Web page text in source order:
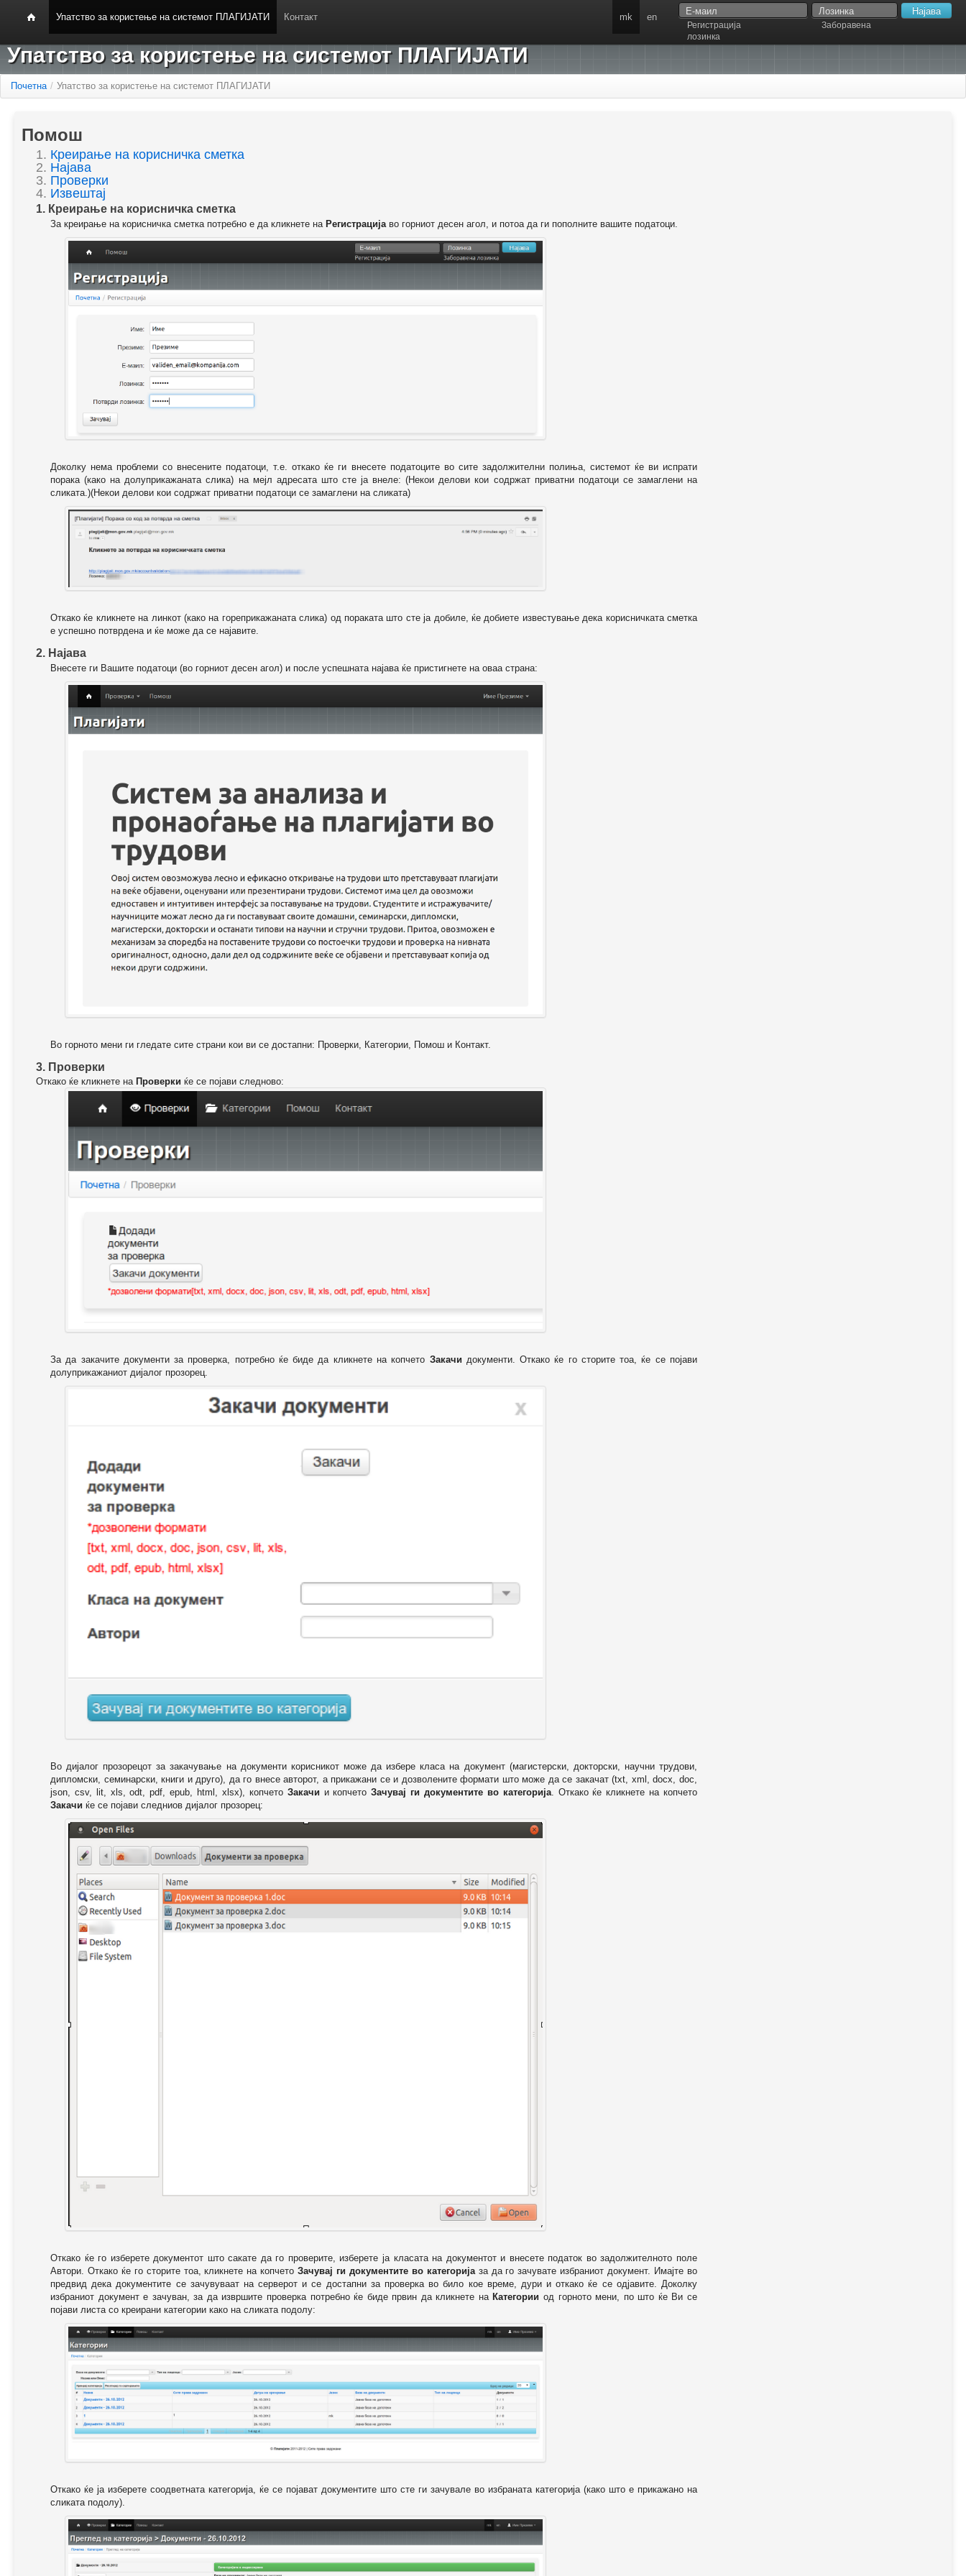
Упатство за користење на системот ПЛАГИЈАТИ Контакт
Регистрација
Заборавена
лозинка
mk en
Упатство за користење на системот ПЛАГИЈАТИ
Почетна / Упатство за користење на системот ПЛАГИЈАТИ
Помош
1. Креирање на корисничка сметка
2. Најава
3. Проверки
4. Извештај
1. Креирање на корисничка сметка
За креирање на корисничка сметка потребно е да кликнете на Регистрацијаво горниот десен агол, и потоа да ги пополните вашите податоци.
Доколку нема проблеми со внесените податоци, т.е. откако ќе ги внесете податоците во сите задолжителни полиња, системот ќе ви испрати
порака (како на долуприкажаната слика) на мејл адресата што сте ја внеле: (Некои делови кои содржат приватни податоци се замаглени на
сликата.)(Некои делови кои содржат приватни податоци се замаглени на сликата)
Откако ќе кликнете на линкот (како на гореприкажаната слика) од пораката што сте ја добиле, ќе добиете известување дека корисничката сметка
е успешно потврдена и ќе може да се најавите.
2. Најава
Внесете ги Вашите податоци (во горниот десен агол) и после успешната најава ќе пристигнете на оваа страна:
Во горното мени ги гледате сите страни кои ви се достапни: Проверки, Категории, Помош и Контакт.
3. Проверки
Откако ќе кликнете на Проверки ќе се појави следново:
За да закачите документи за проверка, потребно ќе биде да кликнете на копчето Закачи документи. Откако ќе го сторите тоа, ќе се појави
долуприкажаниот дијалог прозорец.
Во дијалог прозорецот за закачување на документи корисникот може да избере класа на документ (магистерски, докторски, научни трудови,
дипломски, семинарски, книги и друго), да го внесе авторот, а прикажани се и дозволените формати што може да се закачат (txt, xml, docx, doc,
json, csv, lit, xls, odt, pdf, epub, html, xlsx), копчето Закачи и копчетоЗачувај ги документите во категорија. Откако ќе кликнете на копчето
Закачи ќе се појави следниов дијалог прозорец:
Откако ќе го изберете документот што сакате да го проверите, изберете ја класата на документот и внесете податок во задолжителното поле
Автори. Откако ќе го сторите тоа, кликнете на копчетоЗачувај ги документите во категоријаза да го зачувате избраниот документ. Имајте во
предвид дека документите се зачувуваат на серверот и се достапни за проверка во било кое време, дури и откако ќе се одјавите. Доколку
избраниот документ е зачуван, за да извршите проверка потребно ќе биде првин да кликнете на Категории од горното мени, по што ќе Ви се
појави листа со креирани категории како на сликата подолу:
Откако ќе ја изберете соодветната категорија, ќе се појават документите што сте ги зачувале во избраната категорија (како што е прикажано на
сликата подолу).